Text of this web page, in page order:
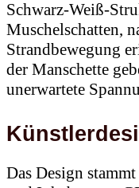
Schwarz-Weiß-
Muschelschatten,
Strandbewegung
der Manschette
unerwartete
Das Design